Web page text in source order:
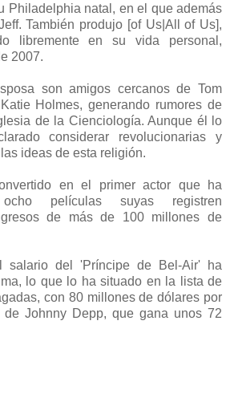
Philadelphia natal, en el que además
También produjo [of Us|All of Us],
libremente en su vida personal,
2007.
son amigos cercanos de Tom
Holmes, generando rumores de
de la Cienciología. Aunque él lo
considerar revolucionarias y
ideas de esta religión.
en el primer actor que ha
películas suyas registren
de más de 100 millones de
salario del 'Príncipe de Bel-Air' ha
lo que lo ha situado en la lista de
con 80 millones de dólares por
de Johnny Depp, que gana unos 72